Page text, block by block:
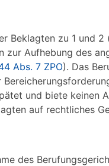
Beklagten zu 1 und
zur Aufhebung des
Abs. 7 ZPO). Das
und biete keinen
auf rechtliches
des